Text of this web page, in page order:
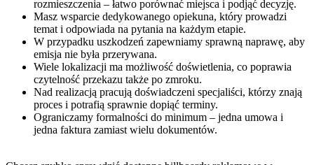
rozmieszczenia – łatwo porównać miejsca i podjąć decyzję.
Masz wsparcie dedykowanego opiekuna, który prowadzi
temat i odpowiada na pytania na każdym etapie.
W przypadku uszkodzeń zapewniamy sprawną naprawę, aby
emisja nie była przerywana.
Wiele lokalizacji ma możliwość doświetlenia, co poprawia
czytelność przekazu także po zmroku.
Nad realizacją pracują doświadczeni specjaliści, którzy znają
proces i potrafią sprawnie dopiąć terminy.
Ograniczamy formalności do minimum – jedna umowa i
jedna faktura zamiast wielu dokumentów.